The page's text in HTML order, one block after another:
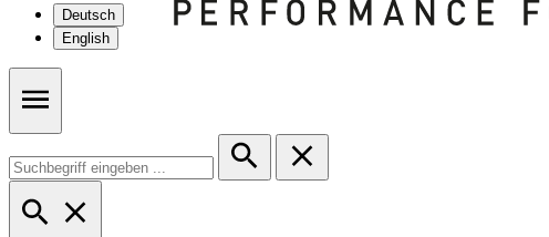
Deutsch
English